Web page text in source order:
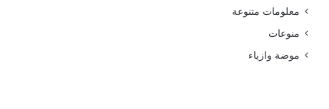
معلومات متنوعة
منوعات
موضة وازياء